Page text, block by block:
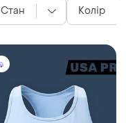
Стан Колір